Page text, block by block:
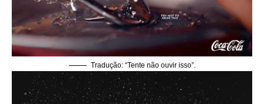
Tradução: “Tente não ouvir isso”.